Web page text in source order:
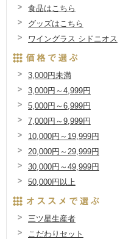
食品はこちら
グッズはこちら
ワイングラス シドニオス
3,000円未満
3,000円～4,999円
5,000円～6,999円
7,000円～9,999円
10,000円～19,999円
20,000円～29,999円
30,000円～49,999円
50,000円以上
三ツ星生産者
こだわりセット